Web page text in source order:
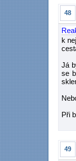
48
k
Já
se
Při
49